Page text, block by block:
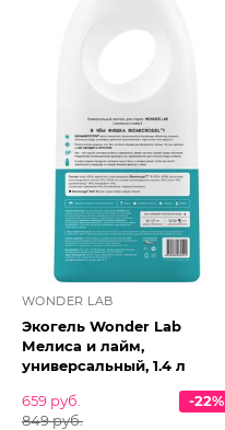
WONDER LAB
Экогель Wonder Lab
Мелиса и лайм,
универсальный, 1.4 л
659 руб.
849 руб.
-22%